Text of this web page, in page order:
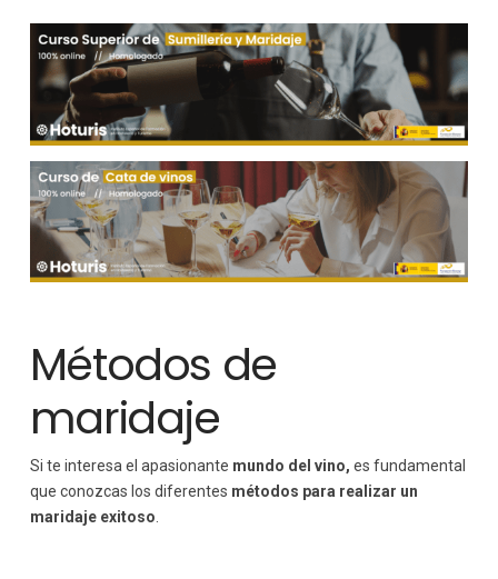
Métodos de
maridaje
Si te interesa el apasionante mundo del vino, es fundamental
que conozcas los diferentes métodos para realizar un
maridaje exitoso.